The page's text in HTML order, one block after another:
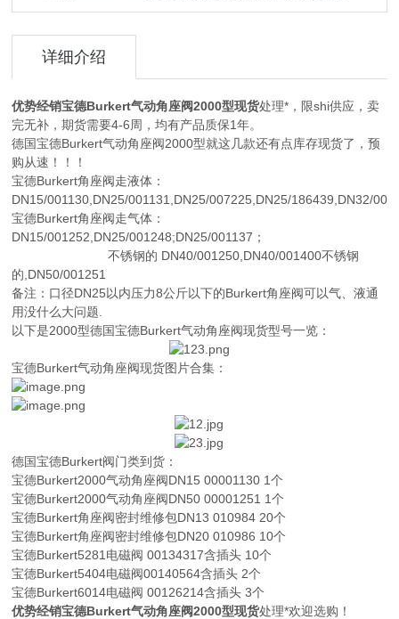
详细介绍
优势经销宝德Burkert气动角座阀2000型现货处理*，限shi供应，卖
完无补，期货需要4-6周，均有产品质保1年。
德国宝德Burkert气动角座阀2000型就这几款还有点库存现货了，预
购从速！！！
宝德Burkert角座阀走液体：
DN15/001130,DN25/001131,DN25/007225,DN25/186439,DN32/
宝德Burkert角座阀走气体：
DN15/001252,DN25/001248;DN25/001137；
不锈钢的 DN40/001250,DN40/001400不锈钢
的,DN50/001251
备注：口径DN25以内压力8公斤以下的Burkert角座阀可以气、液通
用没什么大问题.
以下是2000型德国宝德Burkert气动角座阀现货型号一览：
宝德Burkert气动角座阀现货图片合集：
德国宝德Burkert阀门类到货：
宝德Burkert2000气动角座阀DN15 00001130 1个
宝德Burkert2000气动角座阀DN50 00001251 1个
宝德Burkert角座阀密封维修包DN13 010984 20个
宝德Burkert角座阀密封维修包DN20 010986 10个
宝德Burkert5281电磁阀 00134317含插头 10个
宝德Burkert5404电磁阀00140564含插头 2个
宝德Burkert6014电磁阀 00126214含插头 3个
优势经销宝德Burkert气动角座阀2000型现货处理*欢迎选购！